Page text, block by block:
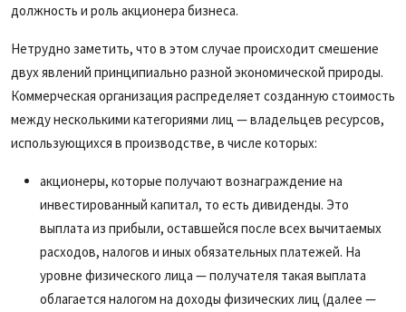
должность и роль акционера бизнеса.
Нетрудно заметить, что в этом случае происходит смешение
двух явлений принципиально разной экономической природы.
Коммерческая организация распределяет созданную стоимость
между несколькими категориями лиц — владельцев ресурсов,
использующихся в производстве, в числе которых:
акционеры, которые получают вознаграждение на
инвестированный капитал, то есть дивиденды. Это
выплата из прибыли, оставшейся после всех вычитаемых
расходов, налогов и иных обязательных платежей. На
уровне физического лица — получателя такая выплата
облагается налогом на доходы физических лиц (далее —